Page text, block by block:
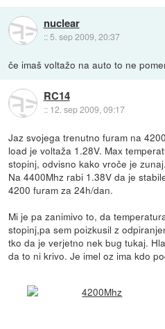
nuclear
:: 5. sep 2009, 20:37
če imaš voltažo na auto to ne
RC14
:: 12. sep 2009, 09:17
Jaz svojega trenutno furam na
load je voltaža 1.28V. Max
stopinj, odvisno kako vroče je zunaj.
Na 4400Mhz rabi 1.38V da je
4200 furam za 24h/dan.
Mi je pa zanimivo to, da
stopinj,pa sem poizkusil z
tko da je verjetno nek bug tukaj.
da to ni krivo. Je imel oz ima kdo